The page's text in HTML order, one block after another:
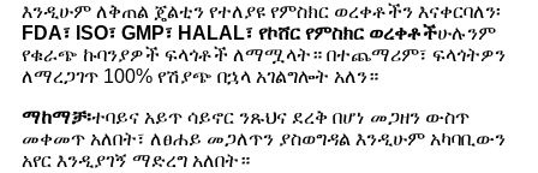
እንዲሁም ለቅጠል ጄልቲን የተለያዩ የምስክር ወረቀቶችን እናቀርባለን፡
FDA፣ ISO፣ GMP፣ HALAL፣ የኮሸር የምስክር ወረቀቶችሁሉንም
የቁራጭ ኩባንያዎች ፍላጎቶች ለማሟላት። በተጨማሪም፣ ፍላጎትዎን
ለማረጋገጥ 100% የሽያጭ በኋላ አገልግሎት አለን።
ማከማቻ፡ተባይና አይጥ ሳይኖር ንጹህና ደረቅ በሆነ መጋዘን ውስጥ
መቀመጥ አለበት፣ ለፀሐይ መጋለጥን ያስወግዳል እንዲሁም አካባቢውን
አየር እንዲያገኝ ማድረግ አለበት።